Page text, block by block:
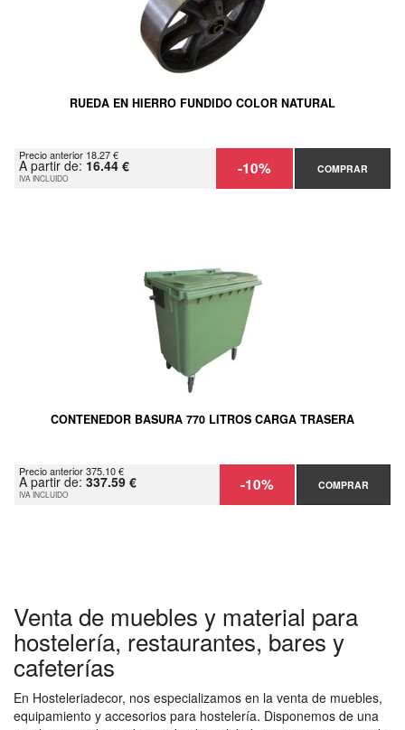
RUEDA EN HIERRO FUNDIDO COLOR NATURAL
Precio anterior 18.27 €
A partir de: 16.44 €
IVA INCLUIDO -10% COMPRAR
CONTENEDOR BASURA 770 LITROS CARGA TRASERA
Precio anterior 375.10 €
A partir de: 337.59 €
IVA INCLUIDO -10% COMPRAR
Venta de muebles y material para
hostelería, restaurantes, bares y
cafeterías
En Hosteleriadecor, nos especializamos en la venta de muebles,
equipamiento y accesorios para hostelería. Disponemos de una